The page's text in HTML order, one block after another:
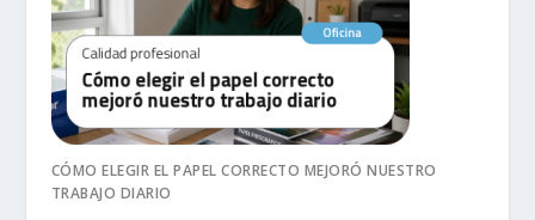
CÓMO ELEGIR EL PAPEL CORRECTO MEJORÓ NUESTRO
TRABAJO DIARIO